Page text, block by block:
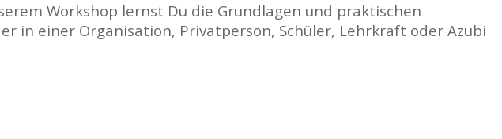
Workshop lernst Du die Grundlagen und praktischen
in einer Organisation, Privatperson, Schüler, Lehrkraft oder Azubi